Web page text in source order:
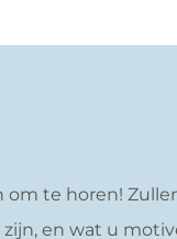
om te horen!
en wat u